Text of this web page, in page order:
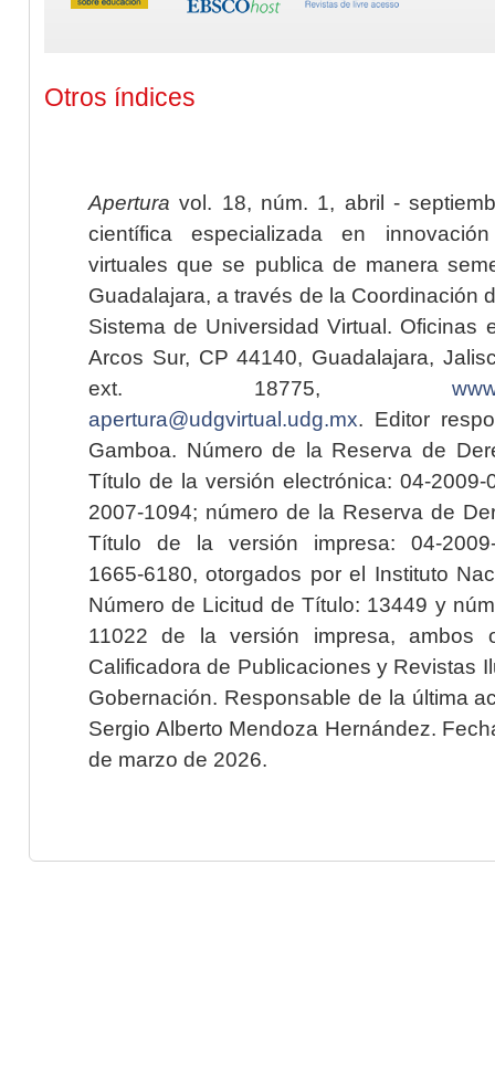
Otros índices
Apertura vol. 18, núm. 1, abril -
científica especializada en
virtuales que se publica de manera
Guadalajara, a través de la Coordinación
Sistema de Universidad Virtual. Oficinas
Arcos Sur, CP 44140, Guadalajara,
ext. 18775,
apertura@udgvirtual.udg.mx. Editor
Gamboa. Número de la Reserva de
Título de la versión electrónica: 04-2009-
2007-1094; número de la Reserva de
Título de la versión impresa: 04-2009-
1665-6180, otorgados por el Instituto
Número de Licitud de Título: 13449 y
11022 de la versión impresa, ambos
Calificadora de Publicaciones y Revistas
Gobernación. Responsable de la última
Sergio Alberto Mendoza Hernández.
de marzo de 2026.